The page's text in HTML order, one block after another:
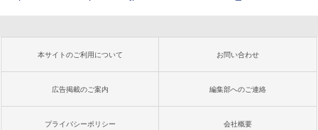
本サイトのご利用について お問い合わせ
広告掲載のご案内 編集部へのご連絡
プライバシーポリシー 会社概要